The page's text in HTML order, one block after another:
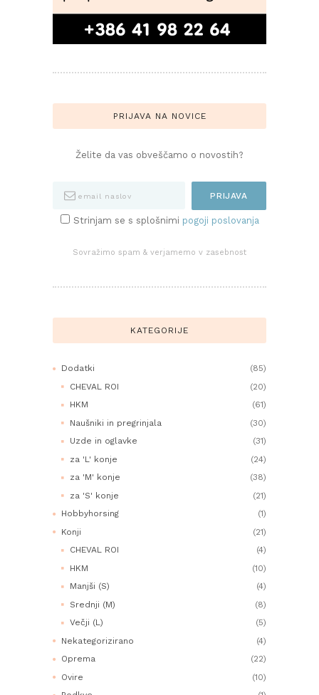
PRIJAVA NA NOVICE
Želite da vas obveščamo o novostih?
Strinjam se s splošnimi pogoji poslovanja
Sovražimo spam & verjamemo v zasebnost
KATEGORIJE
Dodatki
(85)
CHEVAL ROI
(20)
HKM
(61)
Naušniki in pregrinjala
(30)
Uzde in oglavke
(31)
za 'L' konje
(24)
za 'M' konje
(38)
za 'S' konje
(21)
Hobbyhorsing
(1)
Konji
(21)
CHEVAL ROI
(4)
HKM
(10)
Manjši (S)
(4)
Srednji (M)
(8)
Večji (L)
(5)
Nekategorizirano
(4)
Oprema
(22)
Ovire
(10)